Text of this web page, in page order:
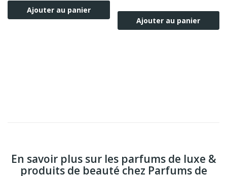
Ajouter au panier
Ajouter au panier
En savoir plus sur les parfums de luxe &
produits de beauté chez Parfums de